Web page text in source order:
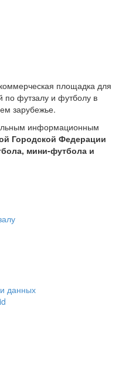
площадка для
по футзалу и футболу в
зарубежье.
информационным
Городской Федерации
мини-футбола и
данных